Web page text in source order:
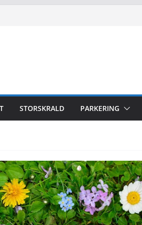
STORSKRALD PARKERING